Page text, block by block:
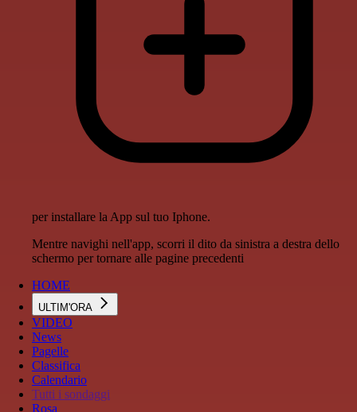
per installare la App sul tuo Iphone.
Mentre navighi nell'app, scorri il dito da sinistra a destra dello
schermo per tornare alle pagine precedenti
HOME
ULTIM'ORA
VIDEO
News
Pagelle
Classifica
Calendario
Tutti i sondaggi
Rosa